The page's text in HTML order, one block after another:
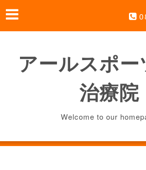
アールスポー
治療院
Welcome to our